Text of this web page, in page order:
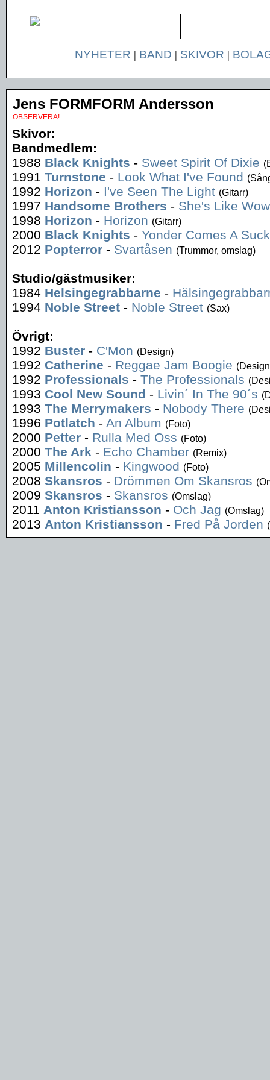
NYHETER | BAND | SKIVOR |
Jens FORMFORM Andersson
OBSERVERA!
Skivor:
Bandmedlem:
1988 Black Knights - Sweet Spirit Of Dixie
1991 Turnstone - Look What I've Found
1992 Horizon - I've Seen The Light (Gitarr)
1997 Handsome Brothers - She's Like
1998 Horizon - Horizon (Gitarr)
2000 Black Knights - Yonder Comes A
2012 Popterror - Svartåsen (Trummor, omslag)
Studio/gästmusiker:
1984 Helsingegrabbarne -
1994 Noble Street - Noble Street (Sax)
Övrigt:
1992 Buster - C'Mon (Design)
1992 Catherine - Reggae Jam Boogie
1992 Professionals - The Professionals
1993 Cool New Sound - Livin´ In The 90´s
1993 The Merrymakers - Nobody There
1996 Potlatch - An Album (Foto)
2000 Petter - Rulla Med Oss (Foto)
2000 The Ark - Echo Chamber (Remix)
2005 Millencolin - Kingwood (Foto)
2008 Skansros - Drömmen Om Skansros
2009 Skansros - Skansros (Omslag)
2011 Anton Kristiansson - Och Jag (Omslag)
2013 Anton Kristiansson - Fred På Jorden